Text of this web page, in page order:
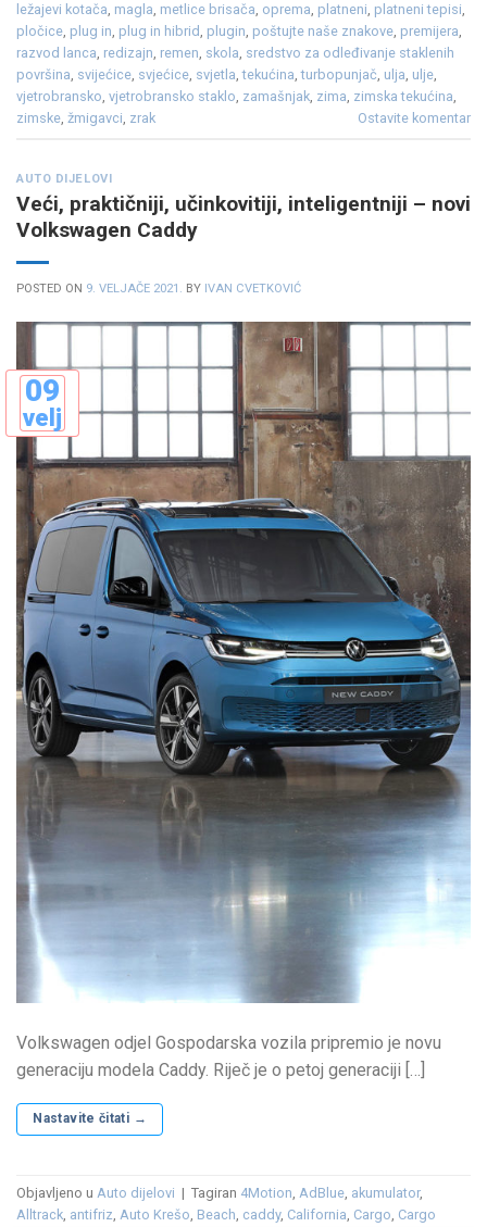
ležajevi kotača, magla, metlice brisača, oprema, platneni, platneni tepisi,
pločice, plug in, plug in hibrid, plugin, poštujte naše znakove, premijera,
razvod lanca, redizajn, remen, skola, sredstvo za odleđivanje staklenih
površina, svijećice, svjećice, svjetla,tekućina,turbopunjač, ulja, ulje,
vjetrobransko, vjetrobransko staklo, zamašnjak, zima, zimska tekućina,
zimske, žmigavci, zrak Ostavite komentar
AUTO DIJELOVI
Veći, praktičniji, učinkovitiji, inteligentniji – novi
Volkswagen Caddy
POSTED ON 9. VELJAČE 2021. BY IVAN CVETKOVIĆ
09
velj
Volkswagen odjel Gospodarska vozila pripremio je novu
generaciju modela Caddy. Riječ je o petoj generaciji […]
Nastavite čitati →
Objavljeno u Auto dijelovi | Tagiran 4Motion, AdBlue, akumulator,
Alltrack, antifriz, Auto Krešo, Beach, caddy, California, Cargo, Cargo